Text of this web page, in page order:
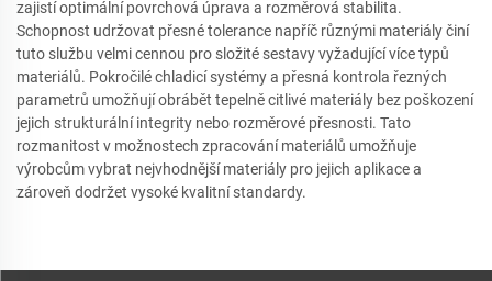
zajistí optimální povrchová úprava a rozměrová stabilita.
Schopnost udržovat přesné tolerance napříč různými materiály činí
tuto službu velmi cennou pro složité sestavy vyžadující více typů
materiálů. Pokročilé chladicí systémy a přesná kontrola řezných
parametrů umožňují obrábět tepelně citlivé materiály bez poškození
jejich strukturální integrity nebo rozměrové přesnosti. Tato
rozmanitost v možnostech zpracování materiálů umožňuje
výrobcům vybrat nejvhodnější materiály pro jejich aplikace a
zároveň dodržet vysoké kvalitní standardy.